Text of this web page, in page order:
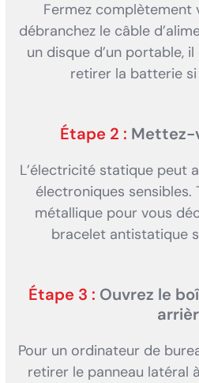
Fermez
débranchez le câble
un disque d’un portable,
retirer la batterie si
Étape 2 : Mettez-
L’électricité statique peut
électroniques sensibles.
métallique pour vous
bracelet antistatique
Étape 3 : Ouvrez le
Pour un ordinateur de
retirer le panneau latéral